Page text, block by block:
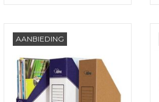
AANBIEDING
70mm, 225 x 300 mm
TOEVOEGEN AAN
WINKELWAGEN